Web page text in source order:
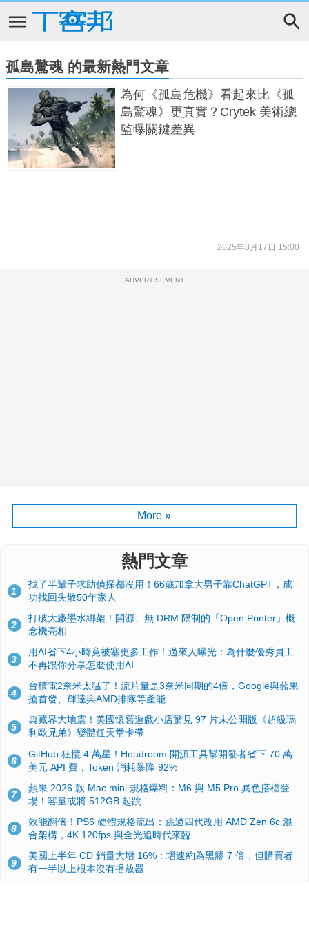
孤島驚魂 的最新熱門文章
為何《孤島危機》看起來比《孤
島驚魂》更真實？Crytek 美術總
監曝關鍵差異
2025年8月17日 15:00
ADVERTISEMENT
More »
熱門文章
1
找了半輩子求助偵探都沒用！66歲加拿大男子靠ChatGPT，成
功找回失散50年家人
2
打破大廠墨水綁架！開源、無 DRM 限制的「Open Printer」概
念機亮相
3
用AI省下4小時竟被塞更多工作！過來人曝光：為什麼優秀員工
不再跟你分享怎麼使用AI
4
台積電2奈米太猛了！流片量是3奈米同期的4倍，Google與蘋果
搶首發、輝達與AMD排隊等產能
5
典藏界大地震！美國懷舊遊戲小店驚見 97 片未公開版《超級瑪
利歐兄弟》變體任天堂卡帶
6
GitHub 狂攬 4 萬星！Headroom 開源工具幫開發者省下 70 萬
美元 API 費，Token 消耗暴降 92%
7
蘋果 2026 款 Mac mini 規格爆料：M6 與 M5 Pro 異色搭檔登
場！容量或將 512GB 起跳
8
效能翻倍！PS6 硬體規格流出：跳過四代改用 AMD Zen 6c 混
合架構，4K 120fps 與全光追時代來臨
9
美國上半年 CD 銷量大增 16%：增速約為黑膠 7 倍，但購買者
有一半以上根本沒有播放器